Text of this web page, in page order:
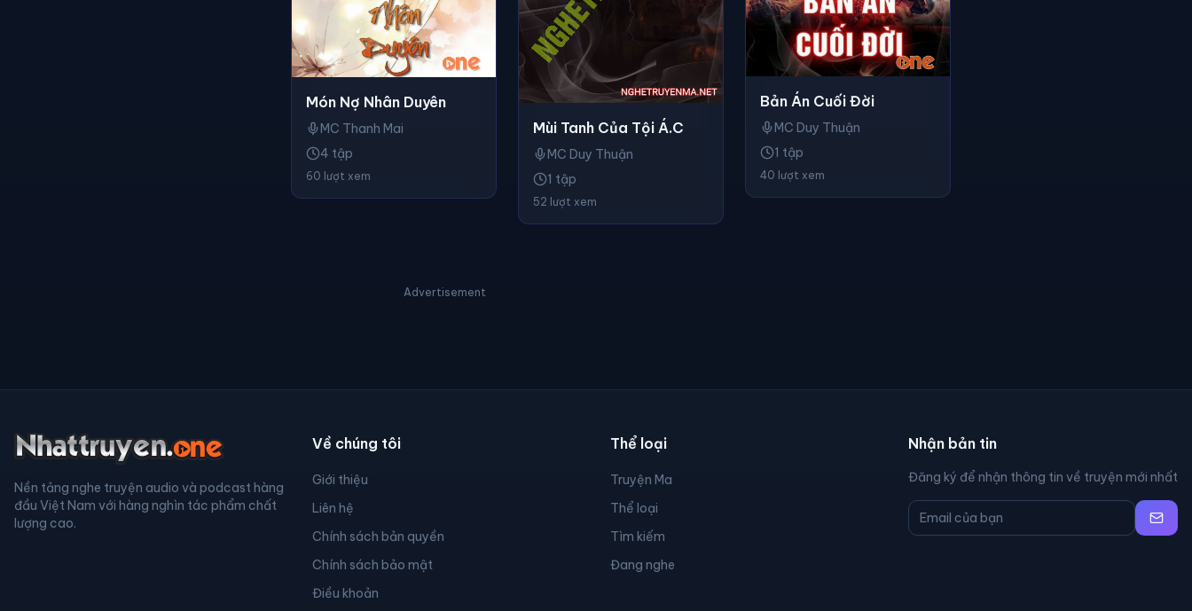
Món Nợ Nhân Duyên
MC Thanh Mai
4 tập
60 lượt xem
Mùi Tanh Của Tội Á.c
MC Duy Thuận
1 tập
52 lượt xem
Bản Án Cuối Đời
MC Duy Thuận
1 tập
40 lượt xem
Advertisement
Nền tảng nghe truyện audio và podcast hàng
đầu Việt Nam với hàng nghìn tác phẩm chất
lượng cao.
Về chúng tôi
Giới thiệu
Liên hệ
Chính sách bản quyền
Chính sách bảo mật
Điều khoản
Thể loại
Truyện Ma
Thể loại
Tìm kiếm
Đang nghe
Nhận bản tin
Đăng ký để nhận thông tin về truyện mới nhất